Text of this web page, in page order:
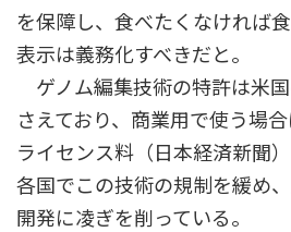
を保障し、食べたくなければ
表示は義務化すべきだと。
ゲノム編集技術の特許は米
さえており、商業用で使う場
ライセンス料（日本経済新聞
各国でこの技術の規制を緩め
開発に凌ぎを削っている。